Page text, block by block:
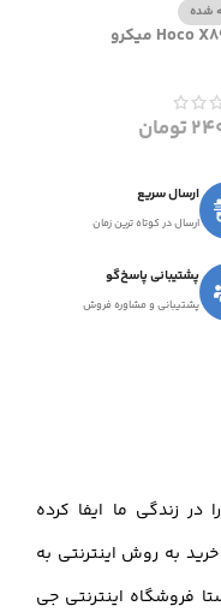
شده
تومان
ارسال سریع
ارسال در کوتاه ترین زمان
پشتیبانی پاسخ‌گو
پشتیبانی و مشاوره فروش
در زندگی ما ایفا کرده
به روش اینترنتی به
فروشگاه اینترنتی جی